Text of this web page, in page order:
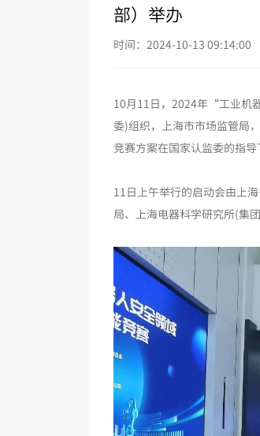
部）举办
时间：2024-10-13 09:14:00
10月11日，2024年“工业机
委)组织，上海市市场监管局
竞赛方案在国家认监委的指
11日上午举行的启动会由上
局、上海电器科学研究所(集